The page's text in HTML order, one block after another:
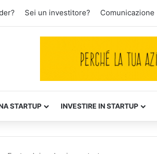
Sei un investitore? Comunicazione
STARTUP INVESTIRE IN STARTUP